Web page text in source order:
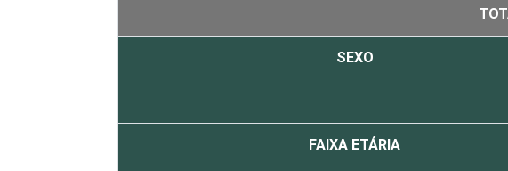
SEXO
FAIXA ETÁRIA